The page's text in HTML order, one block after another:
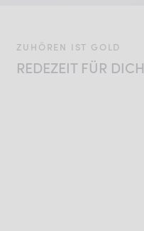
ZUHÖREN IST GOLD
REDEZEIT FÜR DICH